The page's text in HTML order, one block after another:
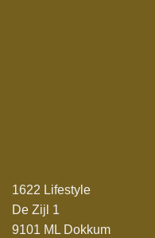
1622 Lifestyle
De Zijl 1
9101 ML Dokkum